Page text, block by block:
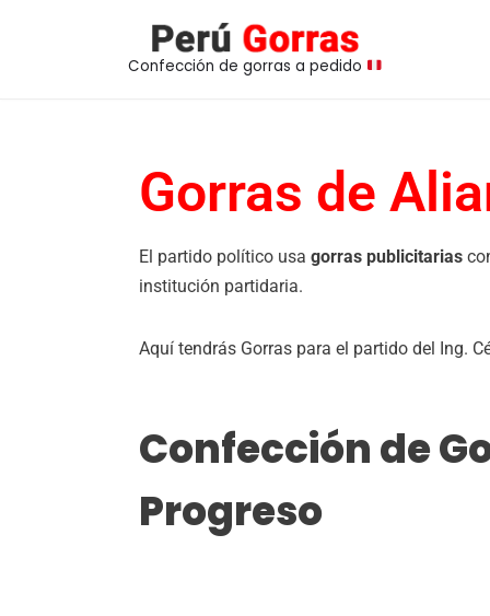
Confección de gorras a pedido
Gorras de
El partido político usa gorras publicitarias
institución partidaria.
Aquí tendrás Gorras para el partido del Ing.
Confección de
Progreso